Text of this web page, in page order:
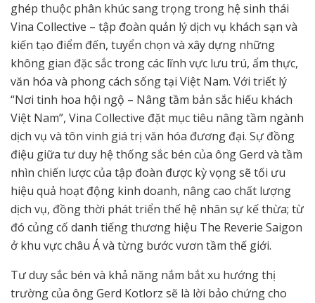
ghép thuộc phân khúc sang trọng trong hệ sinh thái
Vina Collective – tập đoàn quản lý dịch vụ khách sạn và
kiến tạo điểm đến, tuyển chọn và xây dựng những
không gian đặc sắc trong các lĩnh vực lưu trú, ẩm thực,
văn hóa và phong cách sống tại Việt Nam. Với triết lý
“Nơi tinh hoa hội ngộ – Nâng tầm bản sắc hiếu khách
Việt Nam”, Vina Collective đặt mục tiêu nâng tầm ngành
dịch vụ và tôn vinh giá trị văn hóa đương đại. Sự đồng
điệu giữa tư duy hệ thống sắc bén của ông Gerd và tầm
nhìn chiến lược của tập đoàn được kỳ vọng sẽ tối ưu
hiệu quả hoạt động kinh doanh, nâng cao chất lượng
dịch vụ, đồng thời phát triển thế hệ nhân sự kế thừa; từ
đó củng cố danh tiếng thương hiệu The Reverie Saigon
ở khu vực châu Á và từng bước vươn tầm thế giới.
Tư duy sắc bén và khả năng nắm bắt xu hướng thị
trường của ông Gerd Kotlorz sẽ là lời bảo chứng cho